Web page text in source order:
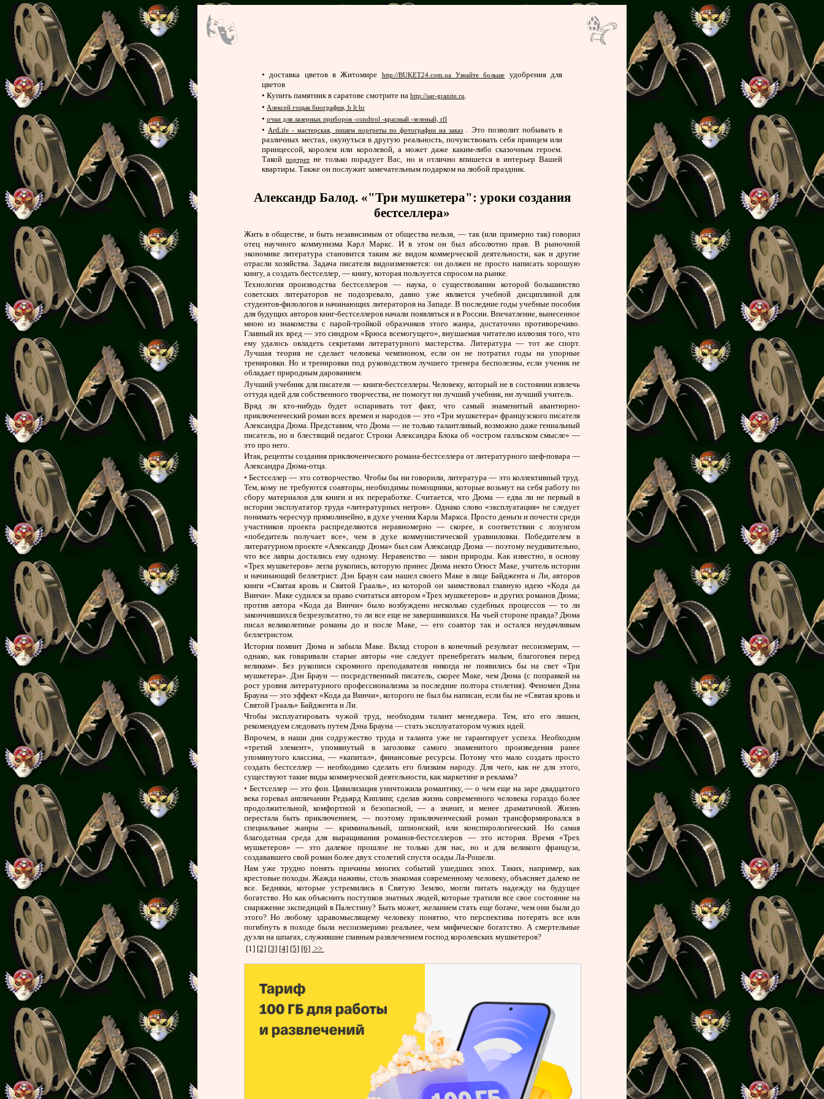
• доставка цветов в Житомире http://BUKET24.com.ua Узнайте больше
удобрения для
цветов
• Купить памятник в саратове смотрите на http://sar-granite.ru.
• Алексей гоцык биография, b lt br
• очки для лазерных приборов -condtrol -красный -зеленый, rfl
•ArtLife - мастерская, пишем портреты по фотографии на заказ . Это позволит побывать в
различных местах, окунуться в другую реальность, почувствовать себя принцем или
принцессой, королем или королевой, а может даже каким-либо сказочным героем.
Такойпортрет не только порадует Вас, но и отлично впишется в интерьер Вашей
квартиры. Также он послужит замечательным подарком на любой праздник.
Александр Балод. «"Три мушкетера": уроки создания
бестселлера»
Жить в обществе, и быть независимым от общества нельзя, — так (или примерно так) говорил
отец научного коммунизма Карл Маркс. И в этом он был абсолютно прав. В рыночной
экономике литература становится таким же видом коммерческой деятельности, как и другие
отрасли хозяйства. Задача писателя видоизменяется: он должен не просто написать хорошую
книгу, а создать бестселлер, — книгу, которая пользуется спросом на рынке.
Технология производства бестселлеров — наука, о существовании которой большинство
советских литераторов не подозревало, давно уже является учебной дисциплиной для
студентов-филологов и начинающих литераторов на Западе. В последние годы учебные пособия
для будущих авторов книг-бестселлеров начали появляться и в России. Впечатление, вынесенное
мною из знакомства с парой-тройкой образчиков этого жанра, достаточно противоречиво.
Главный их вред — это синдром «Брюса всемогущего», внушаемая читателю иллюзия того, что
ему удалось овладеть секретами литературного мастерства. Литература — тот же спорт.
Лучшая теория не сделает человека чемпионом, если он не потратил годы на упорные
тренировки. Но и тренировки под руководством лучшего тренера бесполезны, если ученик не
обладает природным дарованием.
Лучший учебник для писателя — книги-бестселлеры. Человеку, который не в состоянии извлечь
оттуда идей для собственного творчества, не помогут ни лучший учебник, ни лучший учитель.
Вряд ли кто-нибудь будет оспаривать тот факт, что самый знаменитый авантюрно-
приключенческий роман всех времен и народов — это «Три мушкетера» французского писателя
Александра Дюма. Представим, что Дюма — не только талантливый, возможно даже гениальный
писатель, но и блестящий педагог. Строки Александра Блока об «остром галльском смысле» —
это про него.
Итак, рецепты создания приключенческого романа-бестселлера от литературного шеф-повара —
Александра Дюма-отца.
• Бестселлер — это сотворчество. Чтобы бы ни говорили, литература — это коллективный труд.
Тем, кому не требуются соавторы, необходимы помощники, которые возьмут на себя работу по
сбору материалов для книги и их переработке. Считается, что Дюма — едва ли не первый в
истории эксплуататор труда «литературных негров». Однако слово «эксплуатация» не следует
понимать чересчур прямолинейно, в духе учения Карла Маркса. Просто деньги и почести среди
участников проекта распределяются неравномерно — скорее, в соответствии с лозунгом
«победитель получает все», чем в духе коммунистической уравниловки. Победителем в
литературном проекте «Александр Дюма» был сам Александр Дюма — поэтому неудивительно,
что все лавры достались ему одному. Неравенство — закон природы. Как известно, в основу
«Трех мушкетеров» легла рукопись, которую принес Дюма некто Огюст Маке, учитель истории
и начинающий беллетрист. Дэн Браун сам нашел своего Маке в лице Байджента и Ли, авторов
книги «Святая кровь и Святой Грааль», из которой он заимствовал главную идею «Кода да
Винчи». Маке судился за право считаться автором «Трех мушкетеров» и других романов Дюма;
против автора «Кода да Винчи» было возбуждено несколько судебных процессов — то ли
закончившихся безрезультатно, то ли все еще не завершившихся. На чьей стороне правда? Дюма
писал великолепные романы до и после Маке, — его соавтор так и остался неудачливым
беллетристом.
История помнит Дюма и забыла Маке. Вклад сторон в конечный результат несоизмерим, —
однако, как говаривали старые авторы «не следует пренебрегать малым, благоговея перед
великим». Без рукописи скромного преподавателя никогда не появились бы на свет «Три
мушкетера». Дэн Браун — посредственный писатель, скорее Маке, чем Дюма (с поправкой на
рост уровня литературного профессионализма за последние полтора столетия). Феномен Дэна
Брауна — это эффект «Кода да Винчи», которого не был бы написан, если бы не «Святая кровь и
Святой Грааль» Байджента и Ли.
Чтобы эксплуатировать чужой труд, необходим талант менеджера. Тем, кто его лишен,
рекомендуем следовать путем Дэна Брауна — стать эксплуататором чужих идей.
Впрочем, в наши дни содружество труда и таланта уже не гарантирует успеха. Необходим
«третий элемент», упомянутый в заголовке самого знаменитого произведения ранее
упомянутого классика, — «капитал», финансовые ресурсы. Потому что мало создать просто
создать бестселлер — необходимо сделать его близким народу. Для чего, как не для этого,
существуют такие виды коммерческой деятельности, как маркетинг и реклама?
• Бестселлер — это фон. Цивилизация уничтожила романтику, — о чем еще на заре двадцатого
века горевал англичанин Редьярд Киплинг, сделав жизнь современного человека гораздо более
продолжительной, комфортной и безопасной, — а значит, и менее драматичной. Жизнь
перестала быть приключением, — поэтому приключенческий роман трансформировался в
специальные жанры — криминальный, шпионский, или конспирологический. Но самая
благодатная среда для выращивания романов-бестселлеров — это история. Время «Трех
мушкетеров» — это далекое прошлое не только для нас, но и для великого француза,
создававшего свой роман более двух столетий спустя осады Ла-Рошели.
Нам уже трудно понять причины многих событий ушедших эпох. Таких, например, как
крестовые походы. Жажда наживы, столь знакомая современному человеку, объясняет далеко не
все. Бедняки, которые устремились в Святую Землю, могли питать надежду на будущее
богатство. Но как объяснить поступков знатных людей, которые тратили все свое состояние на
снаряжение экспедиций в Палестину? Быть может, желанием стать еще богаче, чем они были до
этого? Но любому здравомыслящему человеку понятно, что перспектива потерять все или
погибнуть в походе была несоизмеримо реальнее, чем мифическое богатство. А смертельные
дуэли на шпагах, служившие главным развлечением господ королевских мушкетеров?
[1] [2] [3] [4] [5] [6] >>